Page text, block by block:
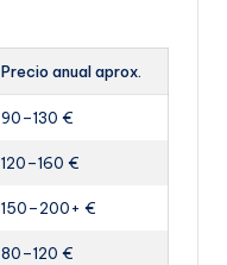
Precio anual aprox.
90–130 €
120–160 €
150–200+ €
80–120 €